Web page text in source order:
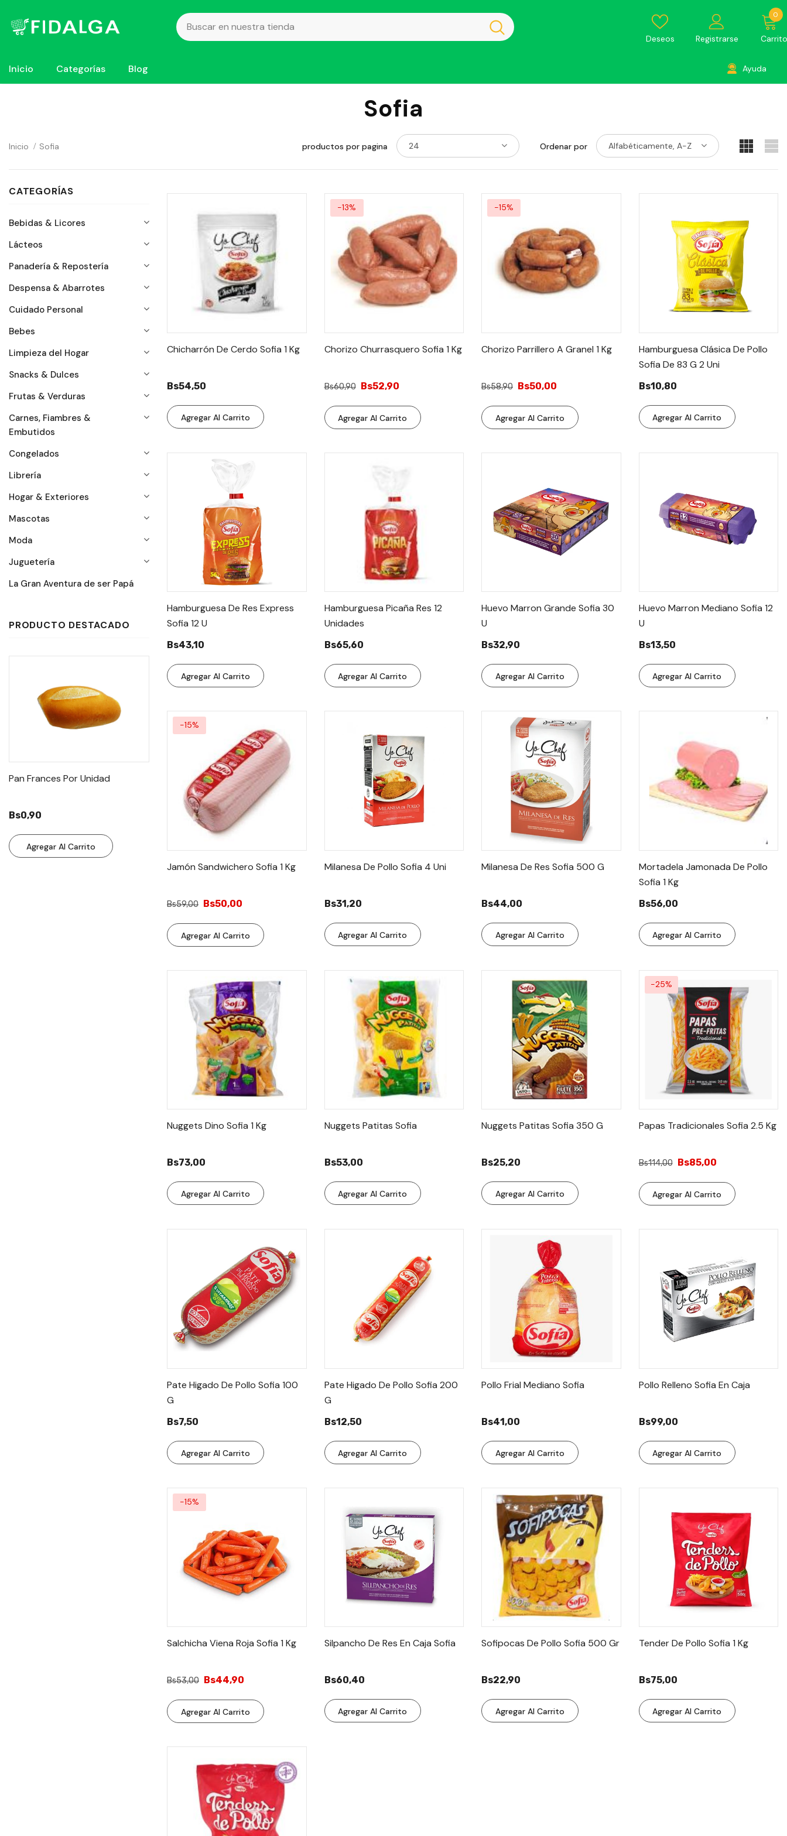
Deseos Registrarse
0
Carrito
Inicio Categorías Blog Ayuda
Sofia
Inicio Sofia productos por pagina 24 Ordenar por Alfabéticamente, A-Z
CATEGORÍAS
Bebidas & Licores
Lácteos
Panadería & Repostería
Despensa & Abarrotes
Cuidado Personal
Bebes
Limpieza del Hogar
Snacks & Dulces
Frutas & Verduras
Carnes, Fiambres &
Embutidos
Congelados
Librería
Hogar & Exteriores
Mascotas
Moda
Juguetería
La Gran Aventura de ser Papá
PRODUCTO DESTACADO
Pan Frances Por Unidad
Bs0,90
Agregar Al Carrito
Chicharrón De Cerdo Sofia 1 Kg
Bs54,50
Agregar Al Carrito
-13%
Chorizo Churrasquero Sofia 1 Kg
Bs60,90 Bs52,90
Agregar Al Carrito
-15%
Chorizo Parrillero A Granel 1 Kg
Bs58,90 Bs50,00
Agregar Al Carrito
Hamburguesa Clásica De Pollo
Sofia De 83 G 2 Uni
Bs10,80
Agregar Al Carrito
Hamburguesa De Res Express
Sofia 12 U
Bs43,10
Agregar Al Carrito
Hamburguesa Picaña Res 12
Unidades
Bs65,60
Agregar Al Carrito
Huevo Marron Grande Sofia 30
U
Bs32,90
Agregar Al Carrito
Huevo Marron Mediano Sofia 12
U
Bs13,50
Agregar Al Carrito
-15%
Jamón Sandwichero Sofia 1 Kg
Bs59,00 Bs50,00
Agregar Al Carrito
Milanesa De Pollo Sofia 4 Uni
Bs31,20
Agregar Al Carrito
Milanesa De Res Sofia 500 G
Bs44,00
Agregar Al Carrito
Mortadela Jamonada De Pollo
Sofia 1 Kg
Bs56,00
Agregar Al Carrito
Nuggets Dino Sofia 1 Kg
Bs73,00
Agregar Al Carrito
Nuggets Patitas Sofia
Bs53,00
Agregar Al Carrito
Nuggets Patitas Sofia 350 G
Bs25,20
Agregar Al Carrito
-25%
Papas Tradicionales Sofia 2.5 Kg
Bs114,00 Bs85,00
Agregar Al Carrito
Pate Higado De Pollo Sofia 100
G
Bs7,50
Agregar Al Carrito
Pate Higado De Pollo Sofia 200
G
Bs12,50
Agregar Al Carrito
Pollo Frial Mediano Sofia
Bs41,00
Agregar Al Carrito
Pollo Relleno Sofia En Caja
Bs99,00
Agregar Al Carrito
-15%
Salchicha Viena Roja Sofia 1 Kg
Bs53,00 Bs44,90
Agregar Al Carrito
Silpancho De Res En Caja Sofia
Bs60,40
Agregar Al Carrito
Sofipocas De Pollo Sofia 500 Gr
Bs22,90
Agregar Al Carrito
Tender De Pollo Sofia 1 Kg
Bs75,00
Agregar Al Carrito